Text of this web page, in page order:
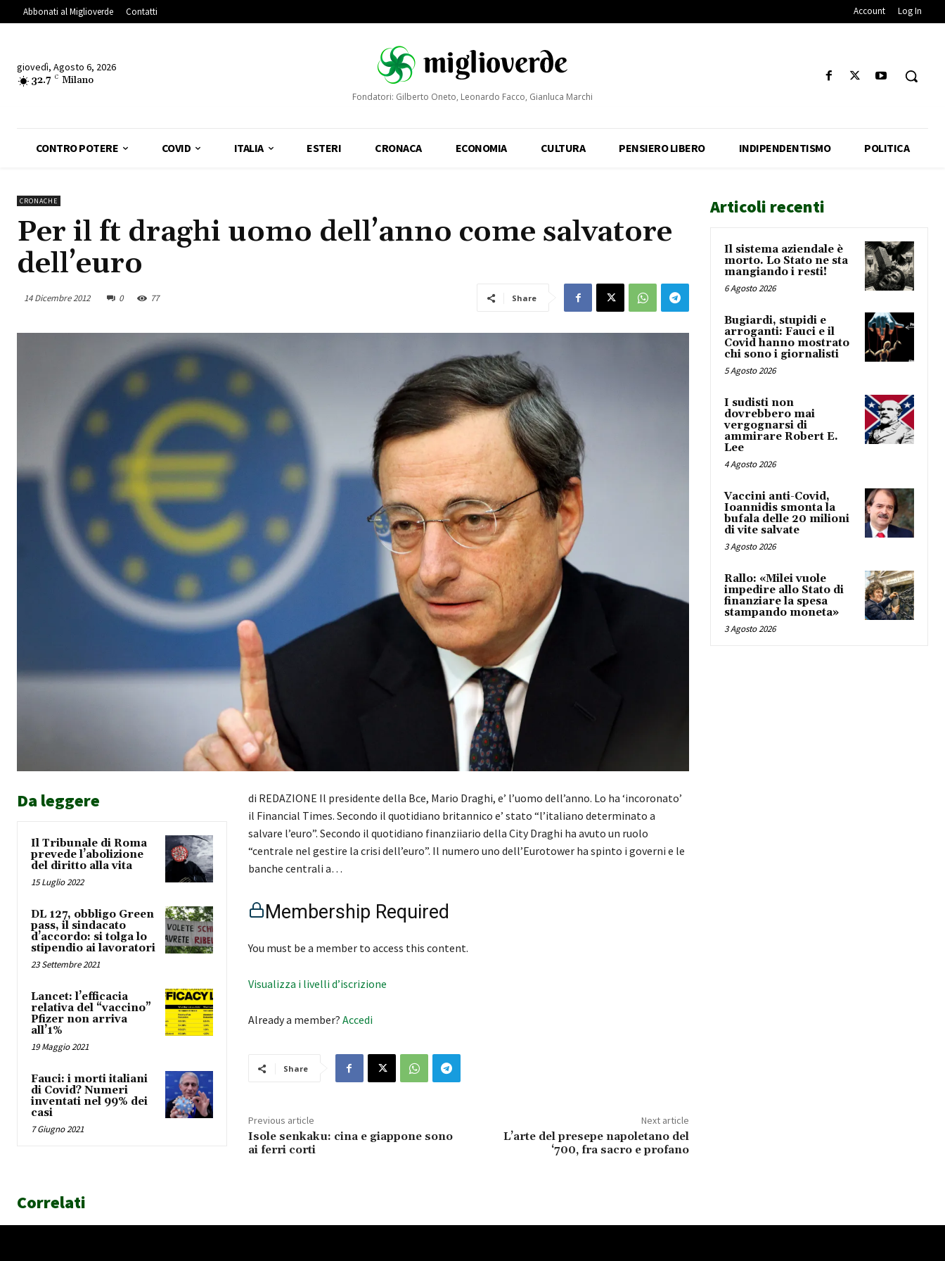
Abbonati al Miglioverde Contatti Account Log In
giovedì, Agosto 6, 2026
32.7 C Milano
Fondatori: Gilberto Oneto, Leonardo Facco, Gianluca Marchi
CONTRO POTERE COVID ITALIA ESTERI CRONACA ECONOMIA CULTURA PENSIERO LIBERO INDIPENDENTISMO POLITICA
CRONACHE
Per il ft draghi uomo dell’anno come salvatore
dell’euro
14 Dicembre 2012 0 77 Share
Da leggere
Il Tribunale di Roma
prevede l’abolizione
del diritto alla vita
15 Luglio 2022
DL 127, obbligo Green
pass, il sindacato
d’accordo: si tolga lo
stipendio ai lavoratori
23 Settembre 2021
Lancet: l’efficacia
relativa del “vaccino”
Pfizer non arriva
all’1%
19 Maggio 2021
Fauci: i morti italiani
di Covid? Numeri
inventati nel 99% dei
casi
7 Giugno 2021
di REDAZIONE Il presidente della Bce, Mario Draghi, e’ l’uomo dell’anno. Lo ha ‘incoronato’
il Financial Times. Secondo il quotidiano britannico e’ stato “l’italiano determinato a
salvare l’euro”. Secondo il quotidiano finanziiario della City Draghi ha avuto un ruolo
“centrale nel gestire la crisi dell’euro”. Il numero uno dell’Eurotower ha spinto i governi e le
banche centrali a…
Membership Required
You must be a member to access this content.
Visualizza i livelli d’iscrizione
Already a member? Accedi
Share
Previous article
Isole senkaku: cina e giappone sono
ai ferri corti
Next article
L’arte del presepe napoletano del
‘700, fra sacro e profano
Correlati
Articoli recenti
Il sistema aziendale è
morto. Lo Stato ne sta
mangiando i resti!
6 Agosto 2026
Bugiardi, stupidi e
arroganti: Fauci e il
Covid hanno mostrato
chi sono i giornalisti
5 Agosto 2026
I sudisti non
dovrebbero mai
vergognarsi di
ammirare Robert E.
Lee
4 Agosto 2026
Vaccini anti-Covid,
Ioannidis smonta la
bufala delle 20 milioni
di vite salvate
3 Agosto 2026
Rallo: «Milei vuole
impedire allo Stato di
finanziare la spesa
stampando moneta»
3 Agosto 2026